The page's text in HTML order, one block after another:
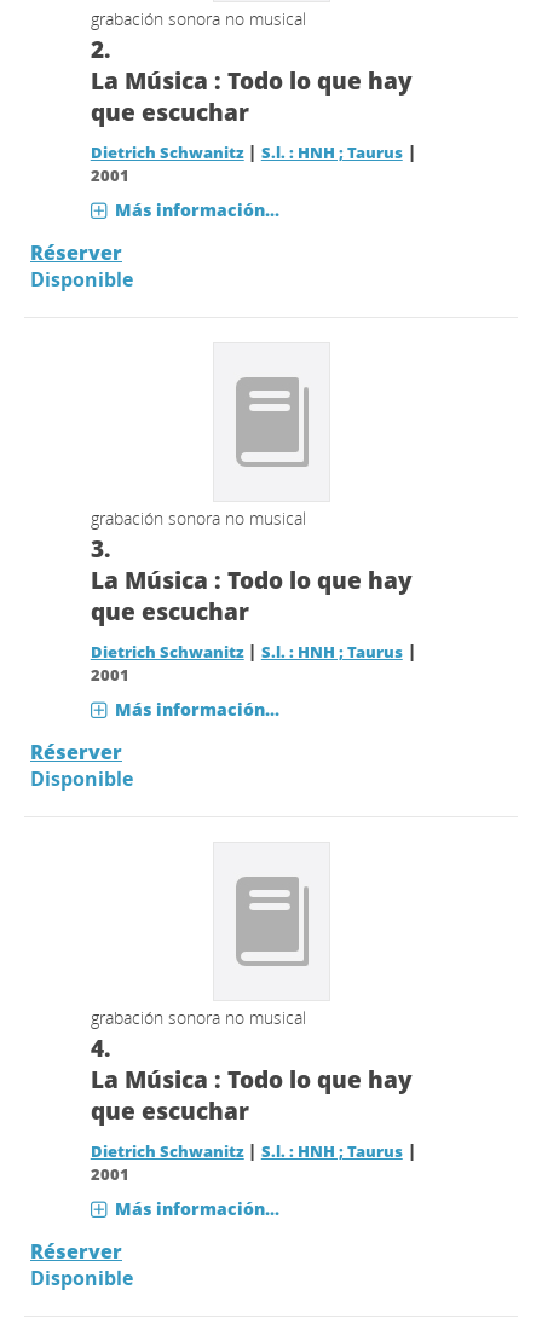
grabación sonora no musical
2.
La Música : Todo lo que hay
que escuchar
Dietrich Schwanitz | S.l. : HNH ; Taurus|
2001
Más información...
Réserver
Disponible
grabación sonora no musical
3.
La Música : Todo lo que hay
que escuchar
Dietrich Schwanitz | S.l. : HNH ; Taurus|
2001
Más información...
Réserver
Disponible
grabación sonora no musical
4.
La Música : Todo lo que hay
que escuchar
Dietrich Schwanitz | S.l. : HNH ; Taurus|
2001
Más información...
Réserver
Disponible